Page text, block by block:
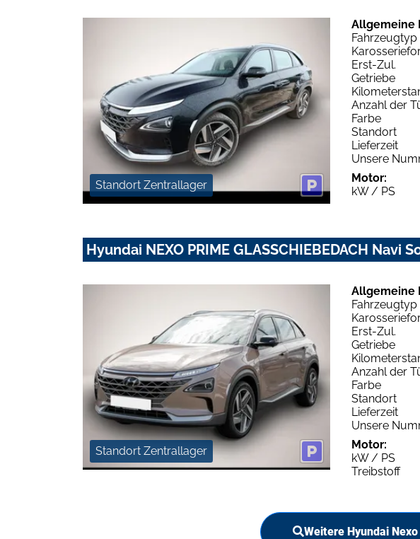
Standort Zentrallager
Allgemeine
Fahrzeugtyp
Erst-Zul.
Getriebe
Anzahl der
Farbe
Standort
Lieferzeit
Unsere
Motor:
kW / PS
Hyundai NEXO PRIME GLASSCHIEBEDACH Navi
Standort Zentrallager
Allgemeine
Fahrzeugtyp
Erst-Zul.
Getriebe
Anzahl der
Farbe
Standort
Lieferzeit
Unsere
Motor:
kW / PS
Treibstoff
Weitere Hyundai